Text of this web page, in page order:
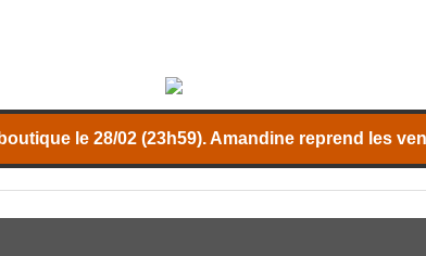
le 28/02 (23h59). Amandine reprend les